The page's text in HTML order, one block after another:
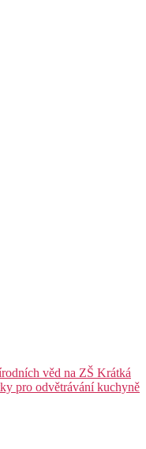
věd na ZŠ Krátká
pro odvětrávání kuchyně